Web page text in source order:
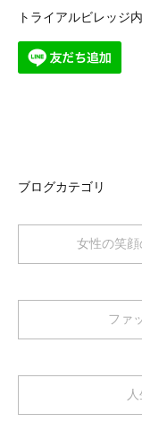
トライアルビレッジ内
ブログカテゴリ
女性の笑
ファ